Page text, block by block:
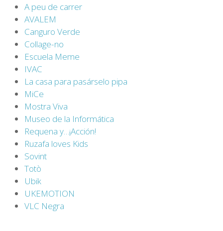
A peu de carrer
AVALEM
Canguro Verde
Collage-no
Escuela Meme
IVAC
La casa para pasárselo pipa
MiCe
Mostra Viva
Museo de la Informática
Requena y…¡Acción!
Ruzafa loves Kids
Sovint
Totò
Ubik
UKEMOTION
VLC Negra